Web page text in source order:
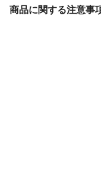
商品に関する注意事